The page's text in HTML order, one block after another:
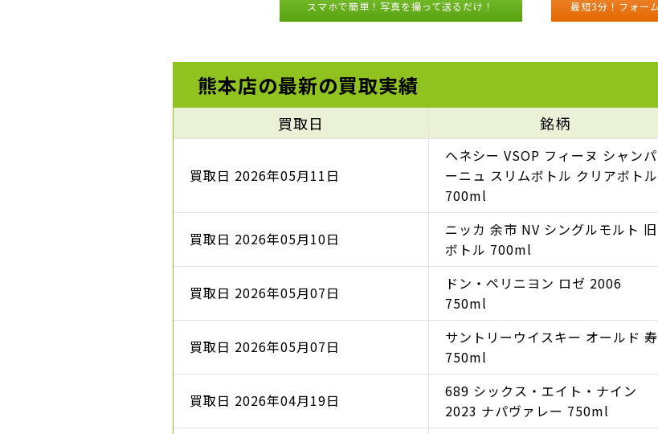
スマホで簡単！写真を撮って送るだけ！ 最短3分！フォー
熊本店の最新の買取実績
買取日 銘柄
買取日 2026年05月11日
ヘネシー VSOP フィーヌ シャンパ
ーニュ スリムボトル クリアボトル
700ml
買取日 2026年05月10日
ニッカ 余市 NV シングルモルト 旧
ボトル 700ml
買取日 2026年05月07日
ドン・ペリニヨン ロゼ 2006
750ml
買取日 2026年05月07日
サントリーウイスキー オールド 寿
750ml
買取日 2026年04月19日
689 シックス・エイト・ナイン
2023 ナパヴァレー 750ml